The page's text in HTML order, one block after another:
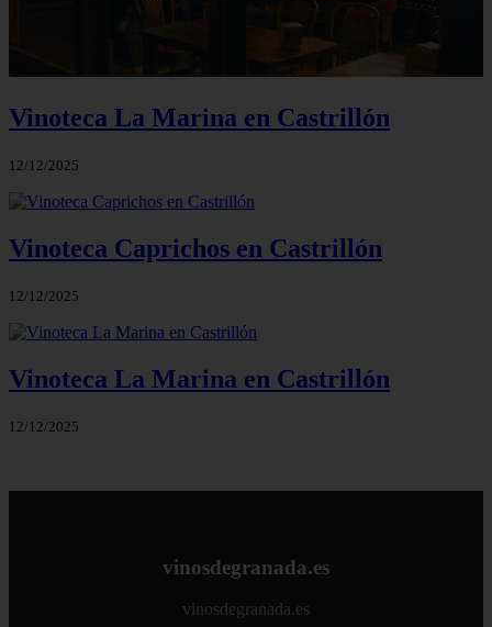
Vinoteca La Marina en Castrillón
12/12/2025
Vinoteca Caprichos en Castrillón
12/12/2025
Vinoteca La Marina en Castrillón
12/12/2025
vinosdegranada.es
vinosdegranada.es